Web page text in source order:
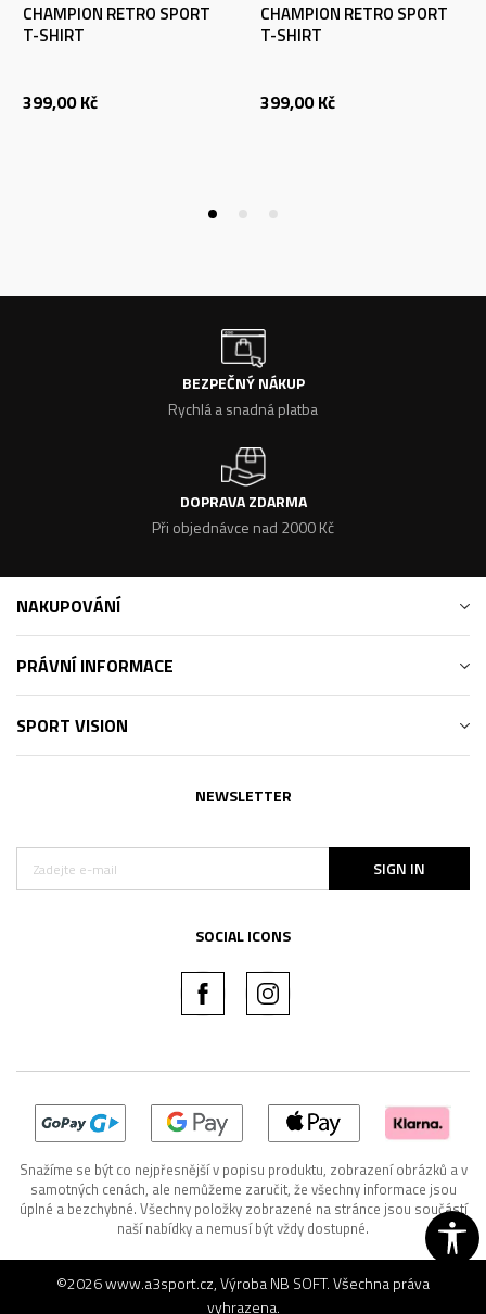
CHAMPION RETRO SPORT
T-SHIRT
399,00 Kč
CHAMPION RETRO SPORT
T-SHIRT
399,00 Kč
BEZPEČNÝ NÁKUP
Rychlá a snadná platba
DOPRAVA ZDARMA
Při objednávce nad 2000 Kč
NAKUPOVÁNÍ
PRÁVNÍ INFORMACE
SPORT VISION
NEWSLETTER
SIGN IN
SOCIAL ICONS
Snažíme se být co nejpřesnější v popisu produktu, zobrazení obrázků a v
samotných cenách, ale nemůžeme zaručit, že všechny informace jsou
úplné a bezchybné. Všechny položky zobrazené na stránce jsou součástí
naší nabídky a nemusí být vždy dostupné.
©2026www.a3sport.cz, VýrobaNB SOFT. Všechna práva
vyhrazena.